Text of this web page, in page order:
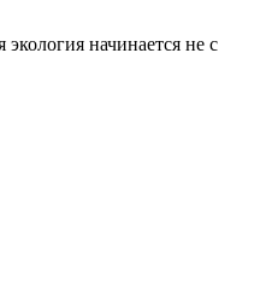
начинается не с